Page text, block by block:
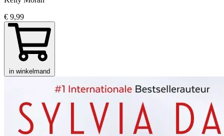
€ 9,99
in winkelmand